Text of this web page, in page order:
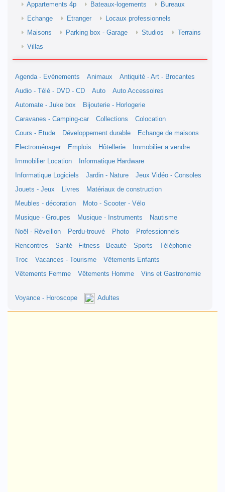
Appartements 4p
Bateaux-logements
Bureaux
Echange
Etranger
Locaux professionnels
Maisons
Parking box - Garage Studios
Terrains
Villas
Agenda - Evènements Animaux
Antiquité - Art - Brocantes
Audio - Télé - DVD - CD
Auto
Auto Accessoires
Automate - Juke box
Bijouterie - Horlogerie
Caravanes - Camping-car
Collections
Colocation
Cours - Etude
Développement durable
Echange de maisons
Electroménager
Emplois Hôtellerie
Immobilier a vendre
Immobilier Location
Informatique Hardware
Informatique Logiciels
Jardin - Nature
Jeux Vidéo - Consoles
Jouets - Jeux
Livres
Matériaux de construction
Meubles - décoration
Moto - Scooter - Vélo
Musique - Groupes
Musique - Instruments
Nautisme
Noël - Réveillon
Perdu-trouvé Photo
Professionnels
Rencontres
Santé - Fitness - Beauté Sports
Téléphonie
Troc
Vacances - Tourisme
Vêtements Enfants
Vêtements Femme
Vêtements Homme Vins et Gastronomie
Voyance - Horoscope Adultes